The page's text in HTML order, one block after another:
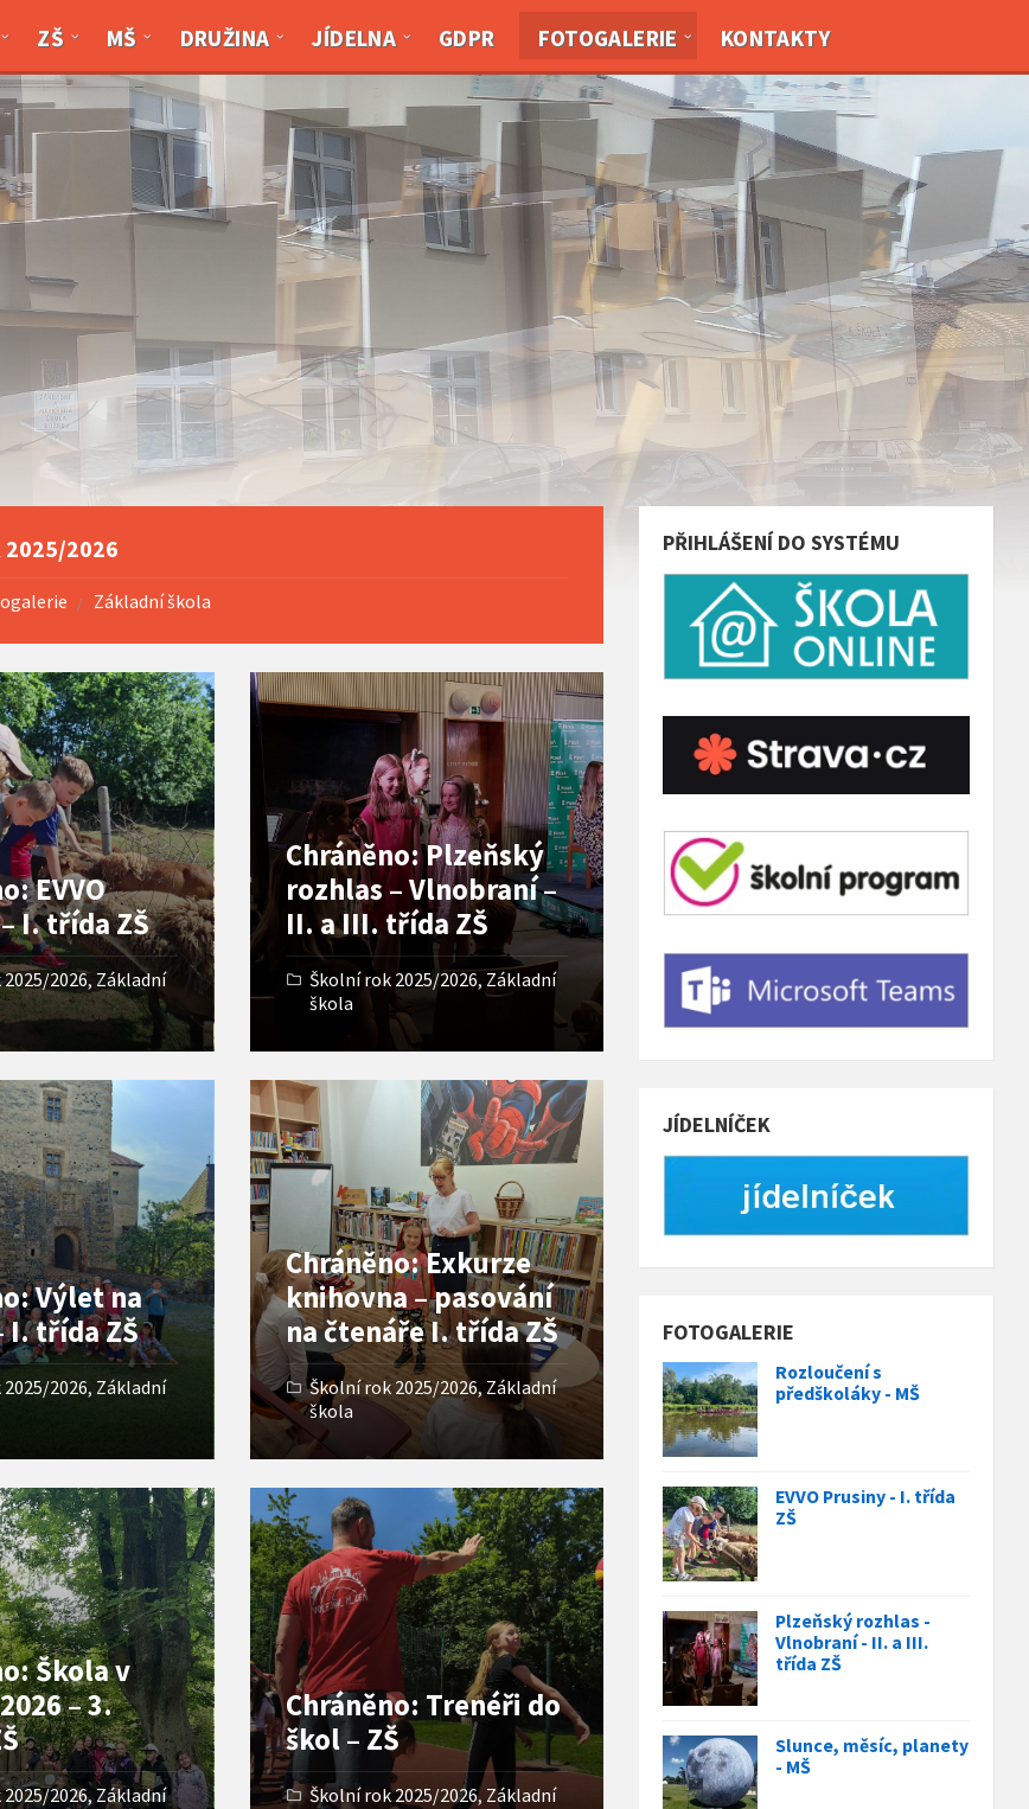
ZŠ MŠ DRUŽINA JÍDELNA GDPR FOTOGALERIE KONTAKTY
2026
Základní škola
EVVO
I. třída ZŠ
2026, Základní
Chráněno: Plzeňský
rozhlas – Vlnobraní –
II. a III. třída ZŠ
Školní rok 2025/2026, Základní
škola
Open
Gallery
Výlet na
I. třída ZŠ
2026, Základní
Chráněno: Exkurze
knihovna – pasování
na čtenáře I. třída ZŠ
Školní rok 2025/2026, Základní
škola
Open
Gallery
Škola v
– 3.
2026,Základní
Chráněno: Trenéři do
škol – ZŠ
Školní rok 2025/2026, Základní
Open
Gallery
PŘIHLÁŠENÍ DO SYSTÉMU
JÍDELNÍČEK
FOTOGALERIE
Rozloučení s
předškoláky - MŠ
EVVO Prusiny - I. třída
ZŠ
Plzeňský rozhlas -
Vlnobraní - II. a III.
třída ZŠ
Slunce, měsíc, planety
- MŠ